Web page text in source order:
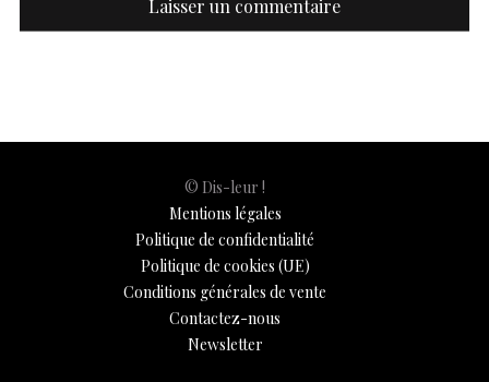
© Dis-leur !
Mentions légales
Politique de confidentialité
Politique de cookies (UE)
Conditions générales de vente
Contactez-nous
Newsletter